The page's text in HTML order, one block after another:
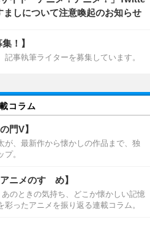
ましについて注意喚起のお知らせ
！】
記事執筆ライターを募集しています。
コラム
門V】
が、最新作から懐かしの作品まで、独
。
ニメのすゝめ】
あのときの気持ち、どこか懐かしい記憶
ったアニメを振り返る連載コラム。